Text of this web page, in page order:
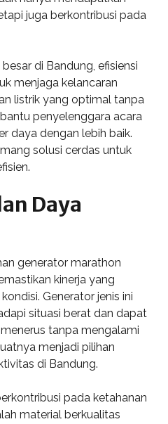
juga berkontribusi pada
di Bandung, efisiensi
menjaga kelancaran
listrik yang optimal tanpa
penyelenggara acara
daya dengan lebih baik.
solusi cerdas untuk
Daya
generator marathon
kinerja yang
Generator jenis ini
situasi berat dan dapat
tanpa mengalami
menjadi pilihan
di Bandung.
pada ketahanan
material berkualitas